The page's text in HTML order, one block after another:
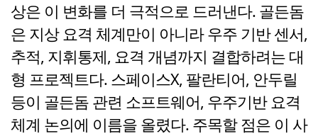
상은 이 변화를 더 극적으로 드러낸다. 골든돔
은 지상 요격 체계만이 아니라 우주 기반 센서,
추적, 지휘통제, 요격 개념까지 결합하려는 대
형 프로젝트다. 스페이스X, 팔란티어, 안두릴
등이 골든돔 관련 소프트웨어, 우주기반 요격
체계 논의에 이름을 올렸다. 주목할 점은 이 사